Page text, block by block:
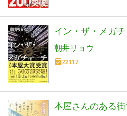
イン・ザ・メガ
朝井リョウ
22117
本屋さんのある